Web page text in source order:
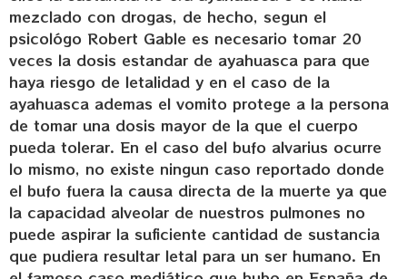
mezclado con drogas, de hecho, segun el
psicológo Robert Gable es necesario tomar 20
veces la dosis estandar de ayahuasca para que
haya riesgo de letalidad y en el caso de la
ayahuasca ademas el vomito protege a la persona
de tomar una dosis mayor de la que el cuerpo
pueda tolerar. En el caso del bufo alvarius ocurre
lo mismo, no existe ningun caso reportado donde
el bufo fuera la causa directa de la muerte ya que
la capacidad alveolar de nuestros pulmones no
puede aspirar la suficiente cantidad de sustancia
que pudiera resultar letal para un ser humano. En